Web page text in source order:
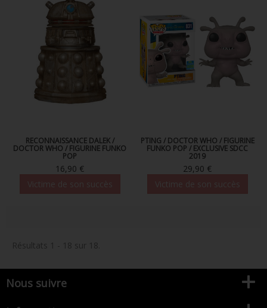
RECONNAISSANCE DALEK /
DOCTOR WHO / FIGURINE FUNKO
POP
16,90 €
PTING / DOCTOR WHO / FIGURINE
FUNKO POP / EXCLUSIVE SDCC
2019
29,90 €
Résultats 1 - 18 sur 18.
Nous suivre